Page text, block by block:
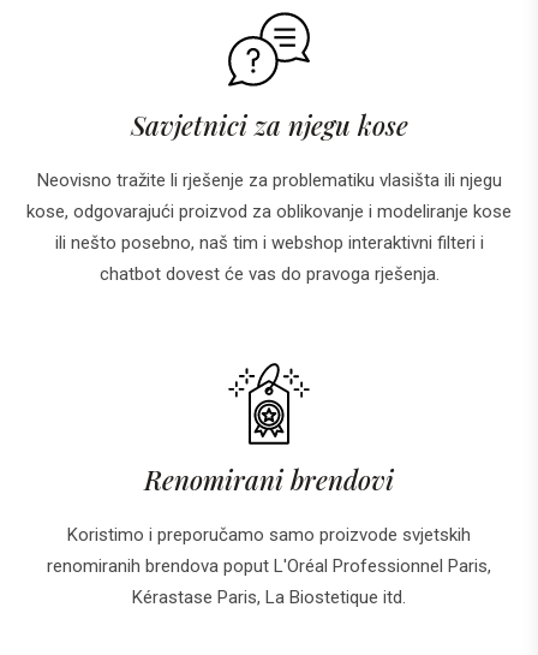
Savjetnici za njegu kose
Neovisno tražite li rješenje za problematiku vlasišta ili njegu
kose, odgovarajući proizvod za oblikovanje i modeliranje kose
ili nešto posebno, naš tim i webshop interaktivni filteri i
chatbot dovest će vas do pravoga rješenja.
Renomirani brendovi
Koristimo i preporučamo samo proizvode svjetskih
renomiranih brendova poput L'Oréal Professionnel Paris,
Kérastase Paris, La Biostetique itd.